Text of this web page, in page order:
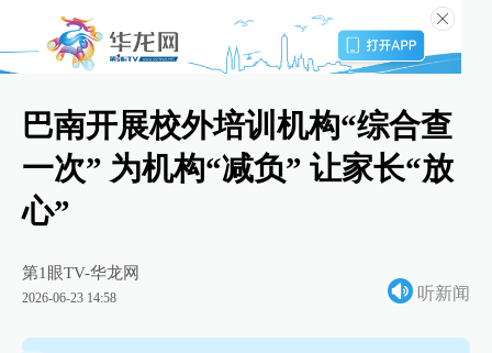
巴南开展校外培训机构“综合查
一次” 为机构“减负” 让家长“放
心”
第1眼TV-华龙网
2026-06-23 14:58 听新闻